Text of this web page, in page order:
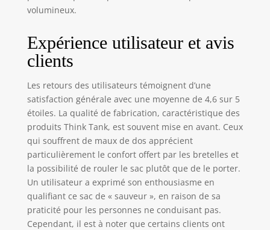
volumineux.
Expérience utilisateur et avis
clients
Les retours des utilisateurs témoignent d’une
satisfaction générale avec une moyenne de 4,6 sur 5
étoiles. La qualité de fabrication, caractéristique des
produits Think Tank, est souvent mise en avant. Ceux
qui souffrent de maux de dos apprécient
particulièrement le confort offert par les bretelles et
la possibilité de rouler le sac plutôt que de le porter.
Un utilisateur a exprimé son enthousiasme en
qualifiant ce sac de « sauveur », en raison de sa
praticité pour les personnes ne conduisant pas.
Cependant, il est à noter que certains clients ont